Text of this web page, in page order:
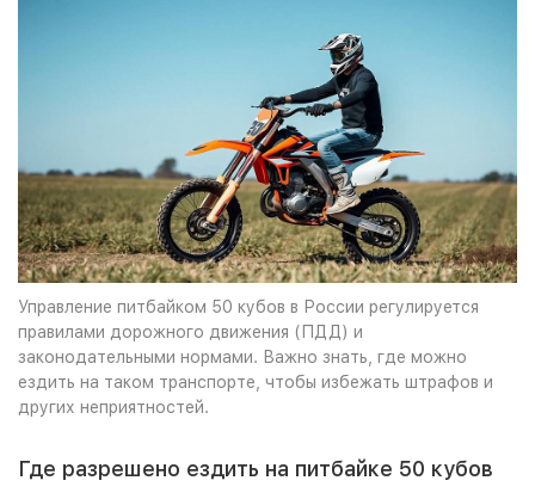
Управление питбайком 50 кубов в России регулируется
правилами дорожного движения (ПДД) и
законодательными нормами. Важно знать, где можно
ездить на таком транспорте, чтобы избежать штрафов и
других неприятностей.
Где разрешено ездить на питбайке 50 кубов